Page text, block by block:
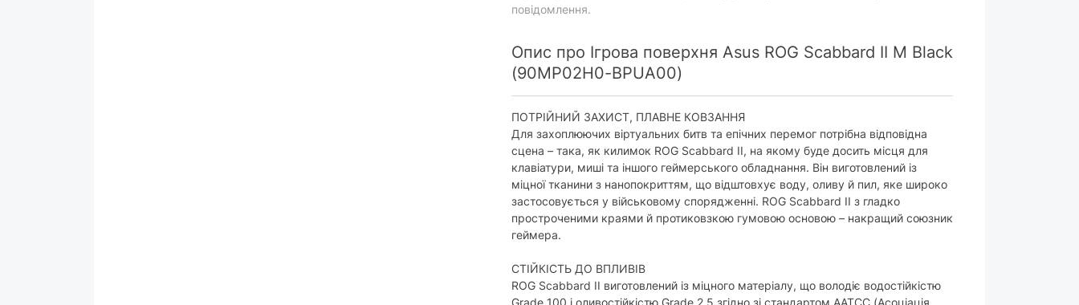
повідомлення.
Опис про Ігрова поверхня Asus ROG Scabbard II M Black
(90MP02H0-BPUA00)
ПОТРІЙНИЙ ЗАХИСТ, ПЛАВНЕ КОВЗАННЯ
Для захоплюючих віртуальних битв та епічних перемог потрібна відповідна
сцена – така, як килимок ROG Scabbard II, на якому буде досить місця для
клавіатури, миші та іншого геймерського обладнання. Він виготовлений із
міцної тканини з нанопокриттям, що відштовхує воду, оливу й пил, яке широко
застосовується у військовому спорядженні. ROG Scabbard II з гладко
простроченими краями й протиковзкою гумовою основою – накращий союзник
геймера.
СТІЙКІСТЬ ДО ВПЛИВІВ
ROG Scabbard II виготовлений із міцного матеріалу, що володіє водостійкістю
Grade 100 і оливостійкістю Grade 2,5 згідно зі стандартом AATCC (Асоціація